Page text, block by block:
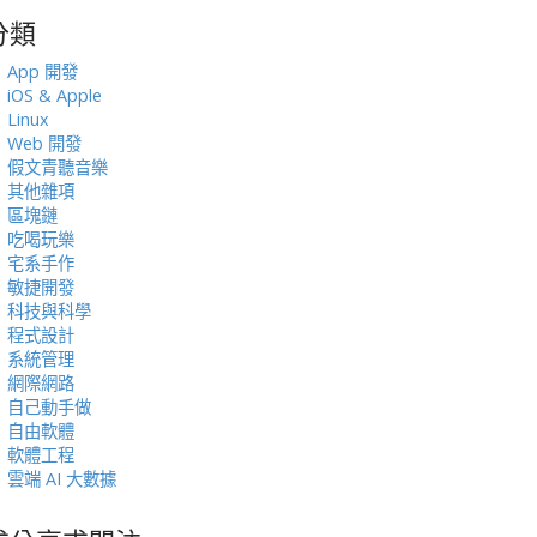
類
App 開發
iOS & Apple
Linux
Web 開發
假文青聽音樂
其他雜項
區塊鏈
吃喝玩樂
宅系手作
敏捷開發
科技與科學
程式設計
系統管理
網際網路
自己動手做
自由軟體
軟體工程
雲端 AI 大數據